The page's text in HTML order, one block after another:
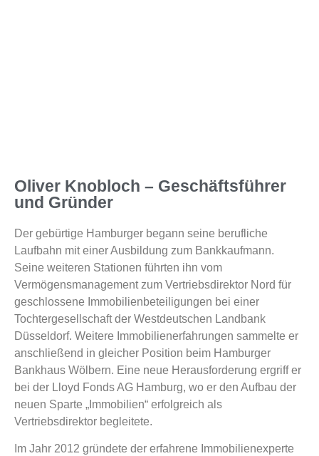
Oliver Knobloch – Geschäftsführer
und Gründer
Der gebürtige Hamburger begann seine berufliche
Laufbahn mit einer Ausbildung zum Bankkaufmann.
Seine weiteren Stationen führten ihn vom
Vermögensmanagement zum Vertriebsdirektor Nord für
geschlossene Immobilienbeteiligungen bei einer
Tochtergesellschaft der Westdeutschen Landbank
Düsseldorf. Weitere Immobilienerfahrungen sammelte er
anschließend in gleicher Position beim Hamburger
Bankhaus Wölbern. Eine neue Herausforderung ergriff er
bei der Lloyd Fonds AG Hamburg, wo er den Aufbau der
neuen Sparte „Immobilien“ erfolgreich als
Vertriebsdirektor begleitete.
Im Jahr 2012 gründete der erfahrene Immobilienexperte